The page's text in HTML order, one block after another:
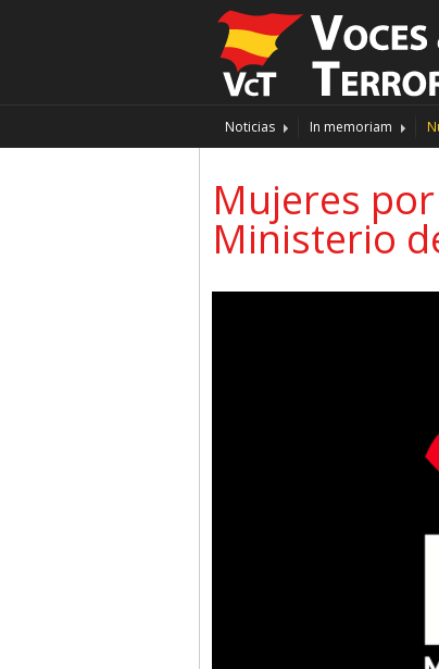
Noticias In memoriam
Mujeres
Ministerio